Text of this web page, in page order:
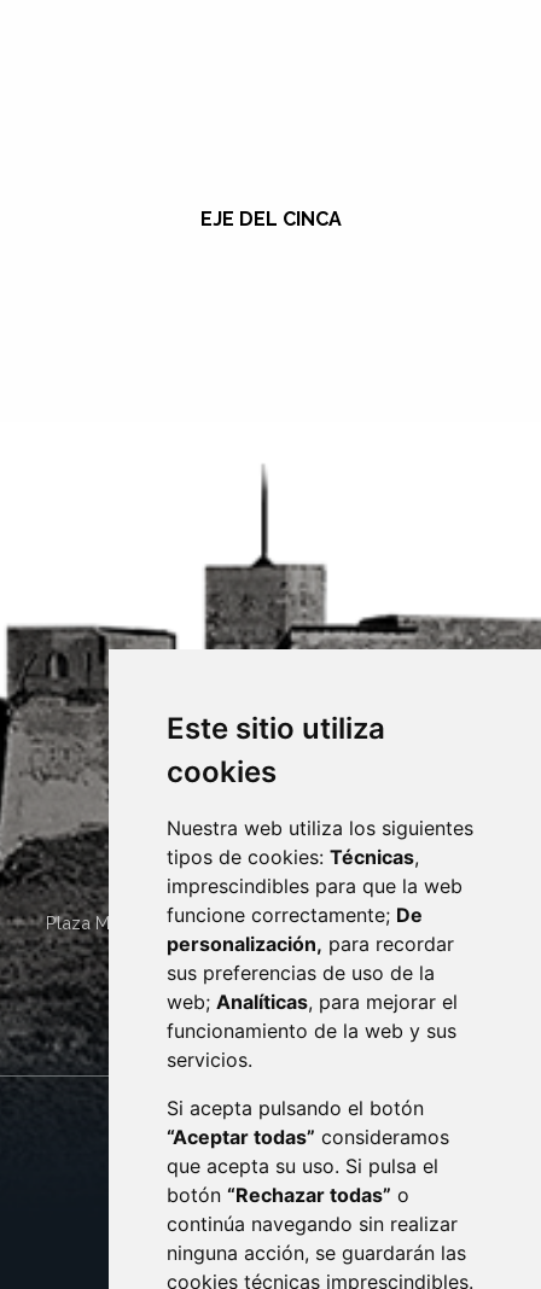
Este sitio utiliza
cookies
Nuestra web utiliza los siguientes
tipos de cookies: Técnicas,
imprescindibles para que la web
funcione correctamente; De
personalización, para recordar
sus preferencias de uso de la
web; Analíticas, para mejorar el
funcionamiento de la web y sus
servicios.
Si acepta pulsando el botón
“Aceptar todas” consideramos
que acepta su uso. Si pulsa el
botón “Rechazar todas” o
continúa navegando sin realizar
ninguna acción, se guardarán las
cookies técnicas imprescindibles.
EJE DEL CINCA
Plaza Mayor 4 22400 MONZÓN - ARAGÓN (ESPAÑA)
· (34) 974 400 700 ·
sac@monzon.es
monzon.es
CONTACTO
AVISO LEGAL
PROTECCIÓN DE DATOS
POLÍTICA DE COOKIES
ACCESIBILIDAD
ENLACE EXTERNO AL